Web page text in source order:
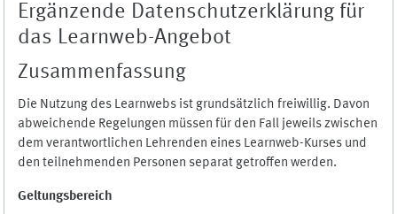
Ergänzende Datenschutzerklärung für
das Learnweb-Angebot
Zusammenfassung
Die Nutzung des Learnwebs ist grundsätzlich freiwillig. Davon
abweichende Regelungen müssen für den Fall jeweils zwischen
dem verantwortlichen Lehrenden eines Learnweb-Kurses und
den teilnehmenden Personen separat getroffen werden.
Geltungsbereich